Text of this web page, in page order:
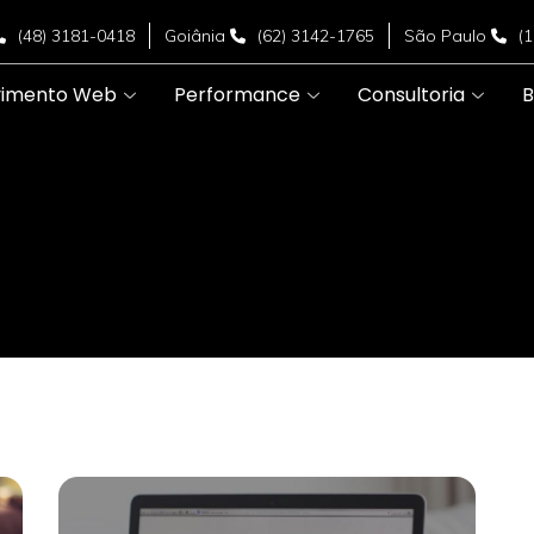
(48) 3181-0418 Goiânia (62) 3142-1765 São Paulo
Web Performance Consultoria